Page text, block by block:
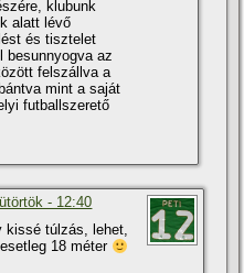
klubunk
alatt lévő
és tisztelet
besunnyogva az
felszállva a
mint a saját
futballszerető
- 12:40
kissé túlzás, lehet,
18 méter